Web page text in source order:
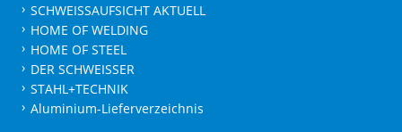
SCHWEISSAUFSICHT AKTUELL
HOME OF WELDING
HOME OF STEEL
DER SCHWEISSER
STAHL+TECHNIK
Aluminium-Lieferverzeichnis